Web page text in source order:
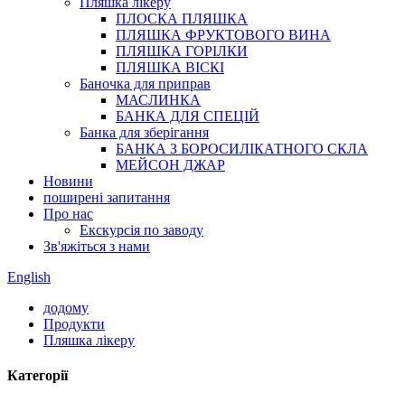
ПЛОСКА ПЛЯШКА
ПЛЯШКА ФРУКТОВОГО ВИНА
ПЛЯШКА ГОРІЛКИ
ПЛЯШКА ВІСКІ
Баночка для приправ
МАСЛИНКА
БАНКА ДЛЯ СПЕЦІЙ
Банка для зберігання
БАНКА З БОРОСИЛІКАТНОГО СКЛА
МЕЙСОН ДЖАР
Новини
поширені запитання
Про нас
Екскурсія по заводу
Зв'яжіться з нами
English
додому
Продукти
Пляшка лікеру
Категорії